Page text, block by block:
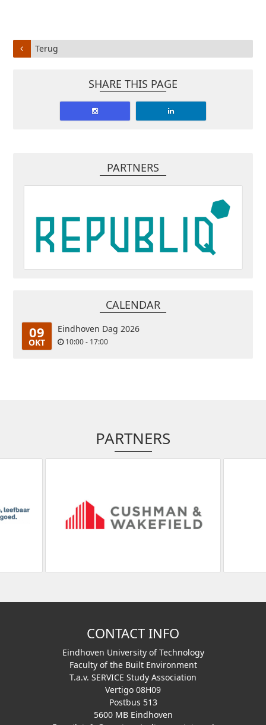
Terug
SHARE THIS PAGE
PARTNERS
CALENDAR
09
OKT
Eindhoven Dag 2026
10:00 - 17:00
PARTNERS
CONTACT INFO
Eindhoven University of Technology
Faculty of the Built Environment
T.a.v. SERVICE Study Association
Vertigo 08H09
Postbus 513
5600 MB Eindhoven